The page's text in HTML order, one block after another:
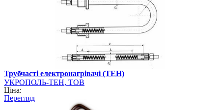
Трубчасті електронагрівачі (ТЕН)
УКРОПОЛЬ-ТЕН, ТОВ
Ціна:
Перегляд